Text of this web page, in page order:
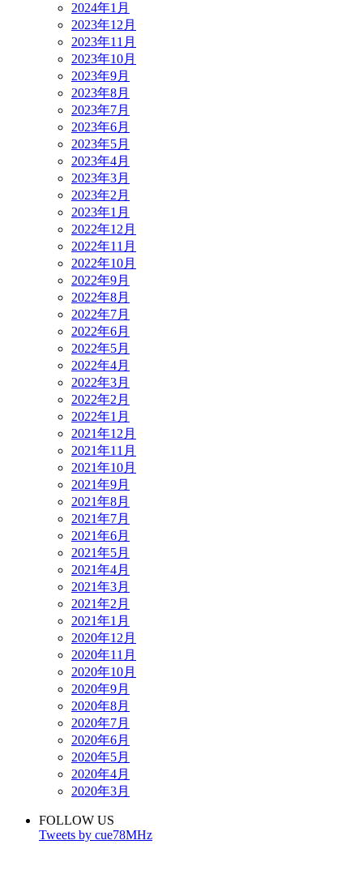
2024年1月
2023年12月
2023年11月
2023年10月
2023年9月
2023年8月
2023年7月
2023年6月
2023年5月
2023年4月
2023年3月
2023年2月
2023年1月
2022年12月
2022年11月
2022年10月
2022年9月
2022年8月
2022年7月
2022年6月
2022年5月
2022年4月
2022年3月
2022年2月
2022年1月
2021年12月
2021年11月
2021年10月
2021年9月
2021年8月
2021年7月
2021年6月
2021年5月
2021年4月
2021年3月
2021年2月
2021年1月
2020年12月
2020年11月
2020年10月
2020年9月
2020年8月
2020年7月
2020年6月
2020年5月
2020年4月
2020年3月
FOLLOW US
Tweets by cue78MHz